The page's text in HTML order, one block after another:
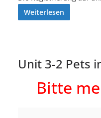
Weiterlesen
Unit 3-2 Pets
Bitte